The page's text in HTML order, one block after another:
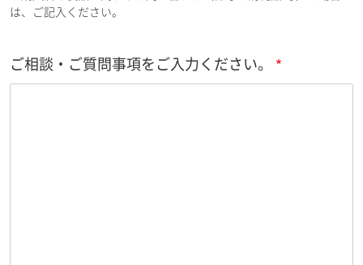
は、ご記入ください。
ご相談・ご質問事項をご入力ください。